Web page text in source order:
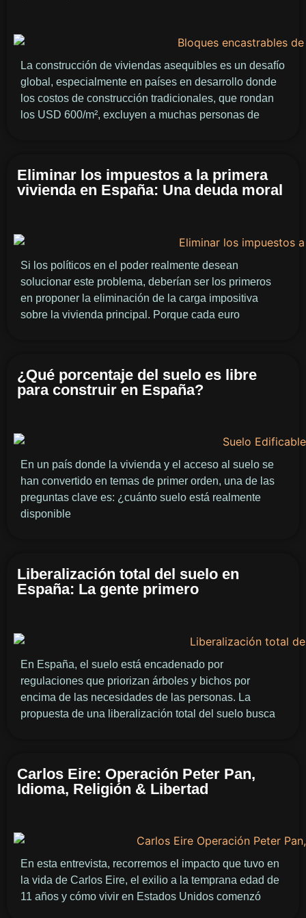
La construcción de viviendas asequibles es un desafío
global, especialmente en países en desarrollo donde
los costos de construcción tradicionales, que rondan
los USD 600/m², excluyen a muchas personas de
Eliminar los impuestos a la primera
vivienda en España: Una deuda moral
Si los políticos en el poder realmente desean
solucionar este problema, deberían ser los primeros
en proponer la eliminación de la carga impositiva
sobre la vivienda principal. Porque cada euro
¿Qué porcentaje del suelo es libre
para construir en España?
En un país donde la vivienda y el acceso al suelo se
han convertido en temas de primer orden, una de las
preguntas clave es: ¿cuánto suelo está realmente
disponible
Liberalización total del suelo en
España: La gente primero
En España, el suelo está encadenado por
regulaciones que priorizan árboles y bichos por
encima de las necesidades de las personas. La
propuesta de una liberalización total del suelo busca
Carlos Eire: Operación Peter Pan,
Idioma, Religión & Libertad
En esta entrevista, recorremos el impacto que tuvo en
la vida de Carlos Eire, el exilio a la temprana edad de
11 años y cómo vivir en Estados Unidos comenzó